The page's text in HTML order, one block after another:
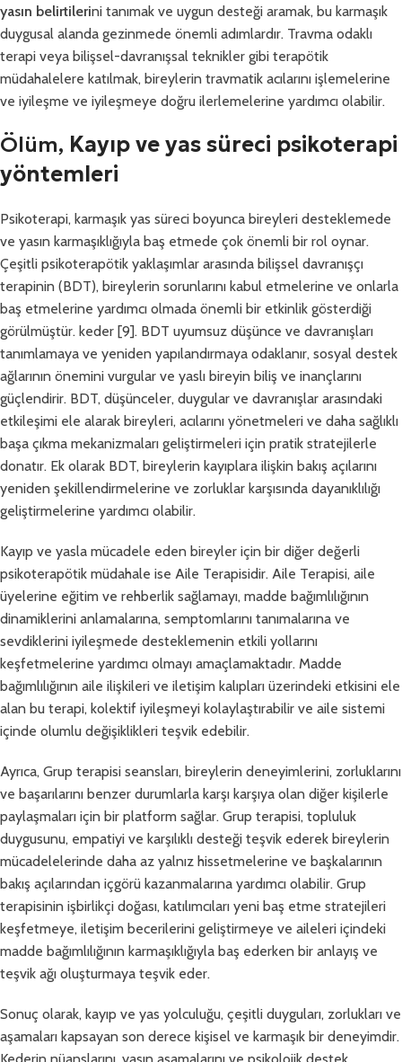
yasın belirtilerini tanımak ve uygun desteği aramak, bu karmaşık
duygusal alanda gezinmede önemli adımlardır. Travma odaklı
terapi veya bilişsel-davranışsal teknikler gibi terapötik
müdahalelere katılmak, bireylerin travmatik acılarını işlemelerine
ve iyileşme ve iyileşmeye doğru ilerlemelerine yardımcı olabilir.
Ölüm, Kayıp ve yas süreci psikoterapi
yöntemleri
Psikoterapi, karmaşık yas süreci boyunca bireyleri desteklemede
ve yasın karmaşıklığıyla baş etmede çok önemli bir rol oynar.
Çeşitli psikoterapötik yaklaşımlar arasında bilişsel davranışçı
terapinin (BDT), bireylerin sorunlarını kabul etmelerine ve onlarla
baş etmelerine yardımcı olmada önemli bir etkinlik gösterdiği
görülmüştür. keder [9]. BDT uyumsuz düşünce ve davranışları
tanımlamaya ve yeniden yapılandırmaya odaklanır, sosyal destek
ağlarının önemini vurgular ve yaslı bireyin biliş ve inançlarını
güçlendirir. BDT, düşünceler, duygular ve davranışlar arasındaki
etkileşimi ele alarak bireyleri, acılarını yönetmeleri ve daha sağlıklı
başa çıkma mekanizmaları geliştirmeleri için pratik stratejilerle
donatır. Ek olarak BDT, bireylerin kayıplara ilişkin bakış açılarını
yeniden şekillendirmelerine ve zorluklar karşısında dayanıklılığı
geliştirmelerine yardımcı olabilir.
Kayıp ve yasla mücadele eden bireyler için bir diğer değerli
psikoterapötik müdahale ise Aile Terapisidir. Aile Terapisi, aile
üyelerine eğitim ve rehberlik sağlamayı, madde bağımlılığının
dinamiklerini anlamalarına, semptomlarını tanımalarına ve
sevdiklerini iyileşmede desteklemenin etkili yollarını
keşfetmelerine yardımcı olmayı amaçlamaktadır. Madde
bağımlılığının aile ilişkileri ve iletişim kalıpları üzerindeki etkisini ele
alan bu terapi, kolektif iyileşmeyi kolaylaştırabilir ve aile sistemi
içinde olumlu değişiklikleri teşvik edebilir.
Ayrıca, Grup terapisi seansları, bireylerin deneyimlerini, zorluklarını
ve başarılarını benzer durumlarla karşı karşıya olan diğer kişilerle
paylaşmaları için bir platform sağlar. Grup terapisi, topluluk
duygusunu, empatiyi ve karşılıklı desteği teşvik ederek bireylerin
mücadelelerinde daha az yalnız hissetmelerine ve başkalarının
bakış açılarından içgörü kazanmalarına yardımcı olabilir. Grup
terapisinin işbirlikçi doğası, katılımcıları yeni baş etme stratejileri
keşfetmeye, iletişim becerilerini geliştirmeye ve aileleri içindeki
madde bağımlılığının karmaşıklığıyla baş ederken bir anlayış ve
teşvik ağı oluşturmaya teşvik eder.
Sonuç olarak, kayıp ve yas yolculuğu, çeşitli duyguları, zorlukları ve
aşamaları kapsayan son derece kişisel ve karmaşık bir deneyimdir.